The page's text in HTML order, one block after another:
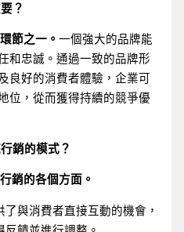
？
節之一。一個強大的品牌能
和忠誠。通過一致的品牌形
良好的消費者體驗，企業可
位，從而獲得持續的競爭優
銷的模式？
銷的各個方面。
了與消費者直接互動的機會，